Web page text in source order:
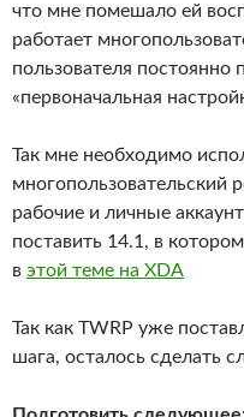
что мне помешало ей
работает
пользователя постоянно
«первоначальная
Так мне необходимо
многопользовательский
рабочие и личные
поставить 14.1, в
в этой теме на XDA
Так как TWRP уже
шага, осталось сделать